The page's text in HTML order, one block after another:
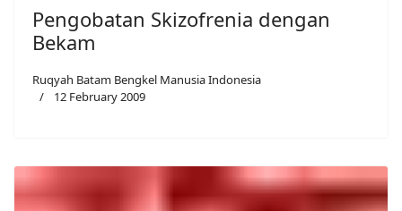
Pengobatan Skizofrenia dengan
Bekam
Ruqyah Batam Bengkel Manusia Indonesia
12 February 2009